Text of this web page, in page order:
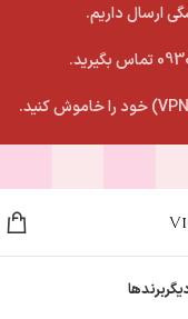
ارسال داریم.